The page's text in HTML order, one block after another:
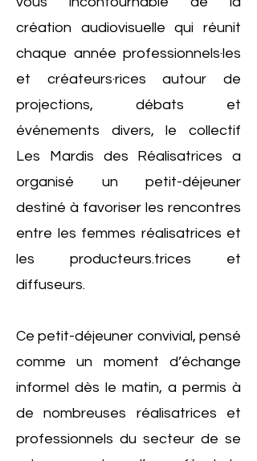
création audiovisuelle qui réunit
chaque année professionnels·les
et créateurs·rices autour de
projections, débats et
événements divers, le collectif
Les Mardis des Réalisatrices a
organisé un petit-déjeuner
destiné à favoriser les rencontres
entre les femmes réalisatrices et
les producteurs.trices et
diffuseurs.
Ce petit-déjeuner convivial, pensé
comme un moment d’échange
informel dès le matin, a permis à
de nombreuses réalisatrices et
professionnels du secteur de se